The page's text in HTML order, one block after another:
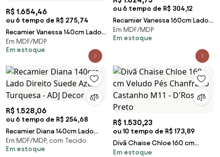
R$ 1.654,46
ou 6 tempo de R$ 275,74
Recamier Vanessa 140cm Lado
Esquerdo Suede Azul Tiffany-
ADJ Decor
Em MDF/MDP
Em estoque
ou 6 tempo de R$ 304,12
Recamier Vanessa 160cm Lado
Direito Suede Azul Tiffany - ADJ
Decor
Em MDF/MDP
Em estoque
R$ 1.528,06
ou 6 tempo de R$ 254,68
Recamier Diana 140cm Lado
Direito Suede Azul Turquesa -
ADJ Decor
Em MDF/MDP, com Tecido
Em estoque
R$ 1.530,23
ou 10 tempo de R$ 173,89
Divã Chaise Chloe 160 cm
Veludo Pés Chanfrado
Em estoque